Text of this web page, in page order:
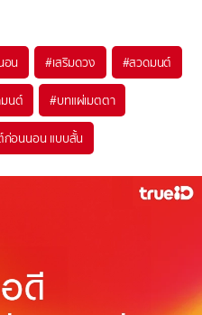
อน #เสริมดวง #สวดมนต์
นต์ #บทแผ่เมตตา
อนนอน แบบสั้น